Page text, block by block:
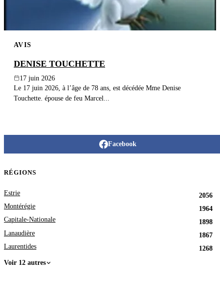
AVIS
DENISE TOUCHETTE
17 juin 2026
Le 17 juin 2026, à l’âge de 78 ans, est décédée Mme Denise
Touchette. épouse de feu Marcel...
Facebook
RÉGIONS
Estrie
2056
Montérégie
1964
Capitale-Nationale
1898
Lanaudière
1867
Laurentides
1268
Voir 12 autres